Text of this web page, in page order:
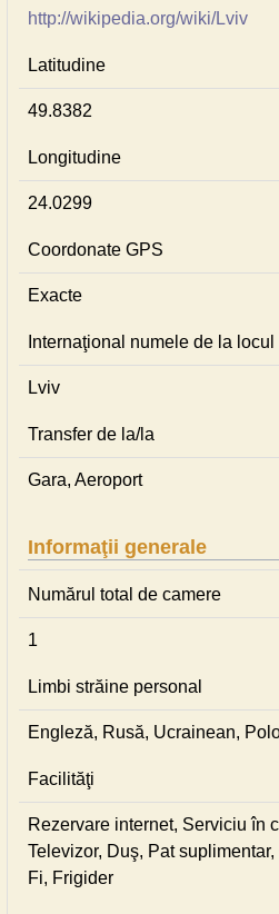
http://wikipedia.org/wiki/Lviv
Latitudine
49.8382
Longitudine
24.0299
Coordonate GPS
Exacte
Internaţional numele de la locul
Lviv
Transfer de la/la
Gara, Aeroport
Informaţii generale
Numărul total de camere
1
Limbi străine personal
Engleză, Rusă, Ucrainean,
Facilităţi
Rezervare internet, Serviciu în
Televizor, Duş, Pat
Fi, Frigider